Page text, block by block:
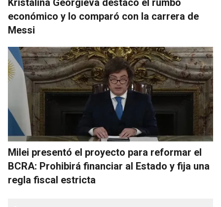
Kristalina Georgieva destacó el rumbo
económico y lo comparó con la carrera de
Messi
Milei presentó el proyecto para reformar el
BCRA: Prohibirá financiar al Estado y fija una
regla fiscal estricta